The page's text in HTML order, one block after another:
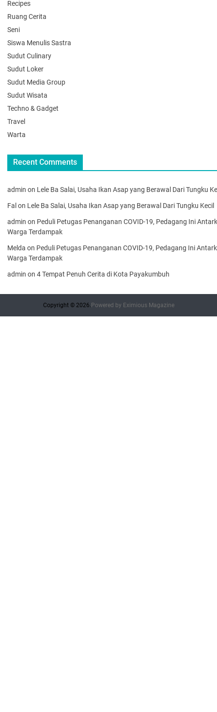
Recipes
Ruang Cerita
Seni
Siswa Menulis Sastra
Sudut Culinary
Sudut Loker
Sudut Media Group
Sudut Wisata
Techno & Gadget
Travel
Warta
Recent Comments
admin on Lele Ba Salai, Usaha Ikan Asap yang Berawal Dari Tungku
Fal on Lele Ba Salai, Usaha Ikan Asap yang Berawal Dari Tungku Kecil
admin on Peduli Petugas Penanganan COVID-19, Pedagang Ini
Warga Terdampak
Melda on Peduli Petugas Penanganan COVID-19, Pedagang Ini
Warga Terdampak
admin on 4 Tempat Penuh Cerita di Kota Payakumbuh
Copyright © 2026. Powered by Eximious Magazine